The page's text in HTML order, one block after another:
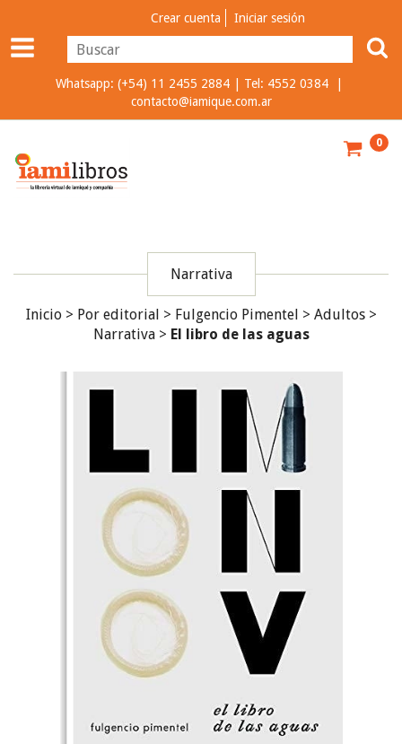
Crear cuenta Iniciar sesión
Whatsapp: (+54) 11 2455 2884 | Tel: 4552 0384 |
contacto@iamique.com.ar
0
Narrativa
Inicio > Por editorial > Fulgencio Pimentel > Adultos >
Narrativa > El libro de las aguas